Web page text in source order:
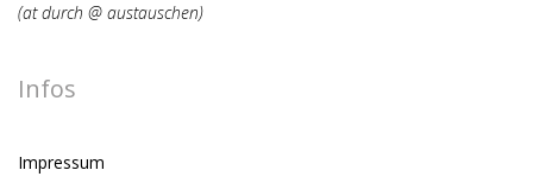
(at durch @ austauschen)
Infos
Impressum